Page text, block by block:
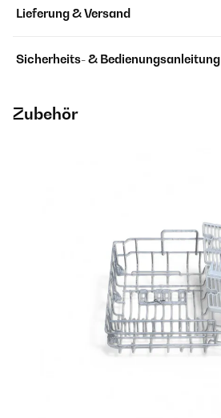
Lieferung & Versand
Sicherheits- & Bedienungsanleitung
Zubehör